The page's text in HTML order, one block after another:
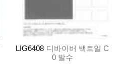
LIG6408 디바이버 백트일 C
0 발수